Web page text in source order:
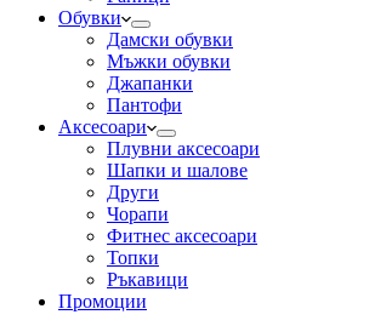
Обувки
Дамски обувки
Мъжки обувки
Джапанки
Пантофи
Аксесоари
Плувни аксесоари
Шапки и шалове
Други
Чорапи
Фитнес аксесоари
Топки
Ръкавици
Промоции